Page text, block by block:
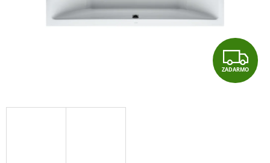
Z
A
ZADARMO